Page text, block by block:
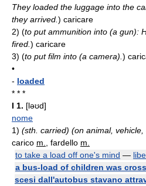
They loaded the luggage into the
they arrived. ) caricare
2) (to put ammunition into (a gun):
fired. ) caricare
3) (to put film into (a camera). )
•
- loaded
* * *
I 1. [ləʊd]
nome
1) (sth. carried) (on animal, vehicle,
carico m. , fardello m.
to take a load off one's mind —
a bus-load of children was
scesi dall'autobus stavano